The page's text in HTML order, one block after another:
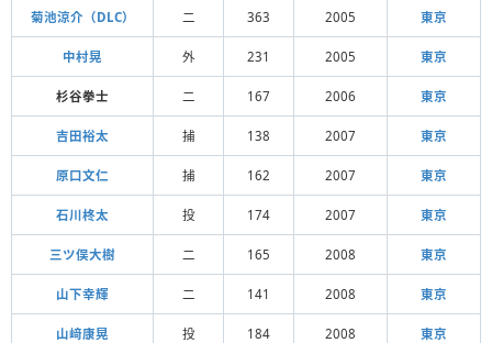
菊池涼介（DLC） 二 363 2005 東京
中村晃 外 231 2005 東京
杉谷拳士 二 167 2006 東京
吉田裕太 捕 138 2007 東京
原口文仁 捕 162 2007 東京
石川柊太 投 174 2007 東京
三ツ俣大樹 二 165 2008 東京
山下幸輝 二 141 2008 東京
山﨑康晃 投 184 2008 東京